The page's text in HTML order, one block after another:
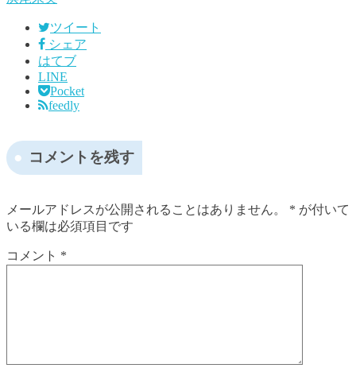
ツイート
シェア
はてブ
LINE
Pocket
feedly
コメントを残す
メールアドレスが公開されることはありません。 * が付いて
いる欄は必須項目です
コメント *